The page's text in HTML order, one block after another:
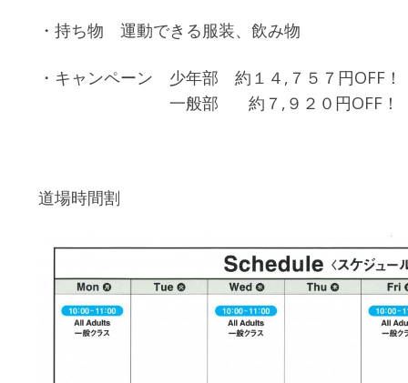
・持ち物 運動できる服装、飲み物
・キャンペーン 少年部 約１４,７５７円OFF！
一般部 約７,９２０円OFF！
道場時間割